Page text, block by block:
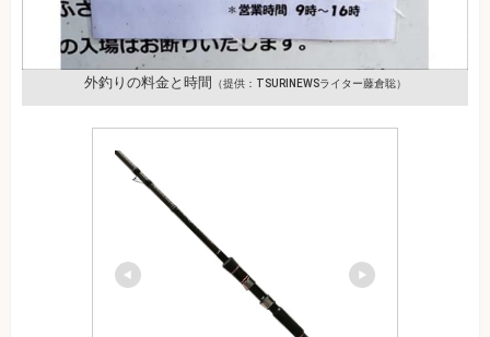
外釣りの料金と時間 （提供：TSURINEWSライター藤倉聡）